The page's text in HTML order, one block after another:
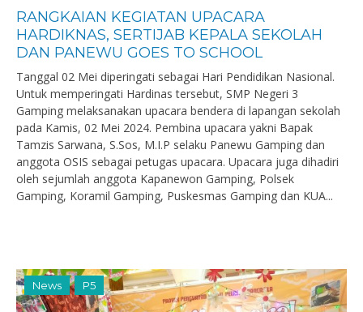
RANGKAIAN KEGIATAN UPACARA
HARDIKNAS, SERTIJAB KEPALA SEKOLAH
DAN PANEWU GOES TO SCHOOL
Tanggal 02 Mei diperingati sebagai Hari Pendidikan Nasional.
Untuk memperingati Hardinas tersebut, SMP Negeri 3
Gamping melaksanakan upacara bendera di lapangan sekolah
pada Kamis, 02 Mei 2024. Pembina upacara yakni Bapak
Tamzis Sarwana, S.Sos, M.I.P selaku Panewu Gamping dan
anggota OSIS sebagai petugas upacara. Upacara juga dihadiri
oleh sejumlah anggota Kapanewon Gamping, Polsek
Gamping, Koramil Gamping, Puskesmas Gamping dan KUA...
News P5